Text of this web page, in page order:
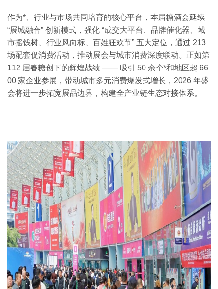
作为*、行业与市场共同培育的核心平台，本届糖酒会延续
“展城融合” 创新模式，强化 “成交大平台、品牌催化器、城
市摇钱树、行业风向标、百姓狂欢节” 五大定位，通过 213
场配套促消费活动，推动展会与城市消费深度联动。正如第
112 届春糖创下的辉煌战绩 —— 吸引 50 余个*和地区超 66
00 家企业参展，带动城市多元消费爆发式增长，2026 年盛
会将进一步拓宽展品边界，构建全产业链生态对接体系。